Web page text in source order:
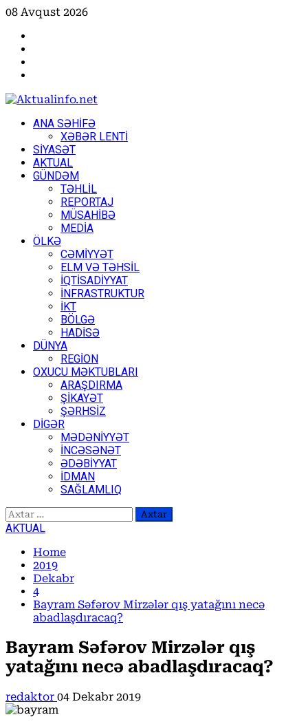
Skip
content
08 Avqust 2026
PrimaryANA SƏHİFƏ
XƏBƏR LENTİ
SİYASƏT
AKTUAL
GÜNDƏM
TƏHLİL
REPORTAJ
MÜSAHİBƏ
MEDİA
ÖLKƏ
CƏMİYYƏT
ELM VƏ TƏHSİL
İQTİSADİYYAT
İNFRASTRUKTUR
İKT
BÖLGƏ
HADİSƏ
DÜNYA
REGİON
OXUCU MƏKTUBLARI
ARAŞDIRMA
ŞİKAYƏT
ŞƏRHSİZ
DİGƏR
MƏDƏNİYYƏT
İNCƏSƏNƏT
ƏDƏBİYYAT
İDMAN
SAĞLAMLIQ
Axtarış:
AKTUAL
Home
2019
Dekabr
4
Bayram Səfərov Mirzələr qış yatağını necə
abadlaşdıracaq?
Bayram Səfərov Mirzələr qış
yatağını necə abadlaşdıracaq?
redaktor 04 Dekabr 2019